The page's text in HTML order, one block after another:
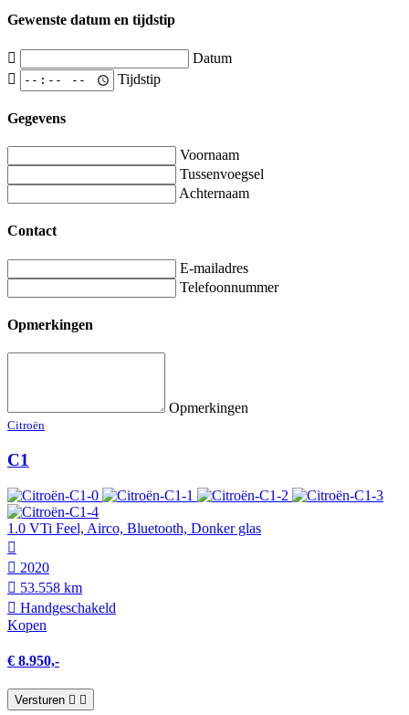
Gewenste datum en tijdstip
Datum
Tijdstip
Gegevens
Voornaam
Tussenvoegsel
Achternaam
Contact
E-mailadres
Telefoonnummer
Opmerkingen
Opmerkingen
Citroën
C1
1.0 VTi Feel, Airco, Bluetooth, Donker glas
2020
53.558 km
Hand­geschakeld
Kopen
€ 8.950,-
Versturen